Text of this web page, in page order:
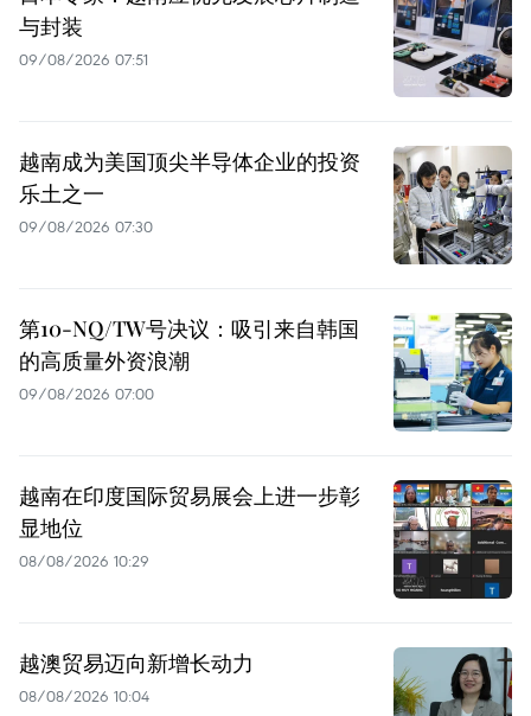
与封装
09/08/2026 07:51
越南成为美国顶尖半导体企业的投资
乐土之一
09/08/2026 07:30
第10-NQ/TW号决议：吸引来自韩国
的高质量外资浪潮
09/08/2026 07:00
越南在印度国际贸易展会上进一步彰
显地位
08/08/2026 10:29
越澳贸易迈向新增长动力
08/08/2026 10:04